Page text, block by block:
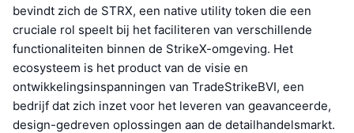
bevindt zich de STRX, een native utility token die een
cruciale rol speelt bij het faciliteren van verschillende
functionaliteiten binnen de StrikeX-omgeving. Het
ecosysteem is het product van de visie en
ontwikkelingsinspanningen van TradeStrikeBVI, een
bedrijf dat zich inzet voor het leveren van geavanceerde,
design-gedreven oplossingen aan de detailhandelsmarkt.